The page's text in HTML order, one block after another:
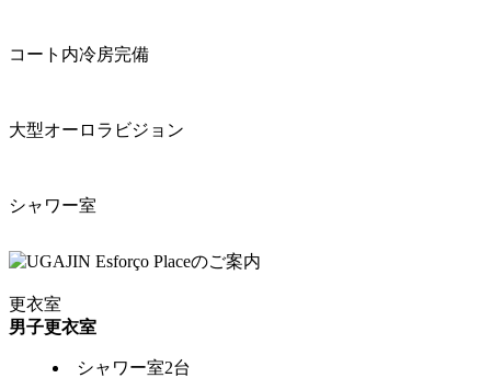
コート内冷房完備
大型オーロラビジョン
シャワー室
更衣室
男子更衣室
シャワー室2台